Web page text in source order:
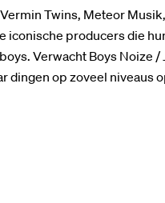
Twins, Meteor
iconische producers die
Verwacht Boys Noize
op zoveel niveaus